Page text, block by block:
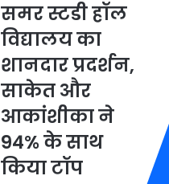
समर
स्टडी
हॉल
विद्यालय
का
शानदार
प्रदर्शन,
साकेत
और
आकांशीका
ने
समर स्टडी हॉल
विद्यालय का
शानदार प्रदर्शन,
साकेत और
आकांशीका ने
94% के साथ
किया टॉप